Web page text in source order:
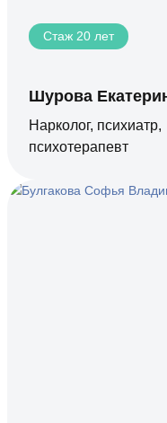
Стаж 20 лет
Шурова
Нарколог, психиатр,
психотерапевт